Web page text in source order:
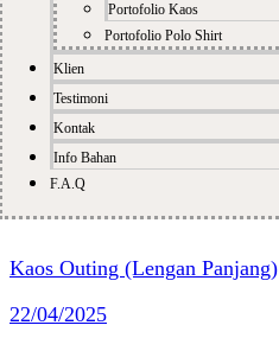
Portofolio Kaos
Portofolio Polo Shirt
Klien
Testimoni
Kontak
Info Bahan
F.A.Q
Kaos Outing (Lengan Panjang)
22/04/2025